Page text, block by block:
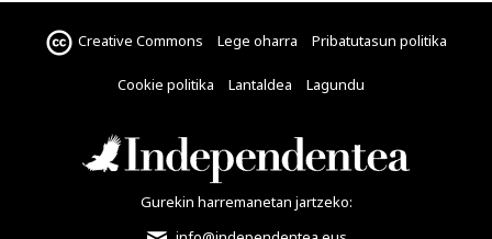
Creative Commons Lege oharra Pribatutasun politika
Cookie politika Lantaldea Lagundu
Gurekin harremanetan jartzeko: